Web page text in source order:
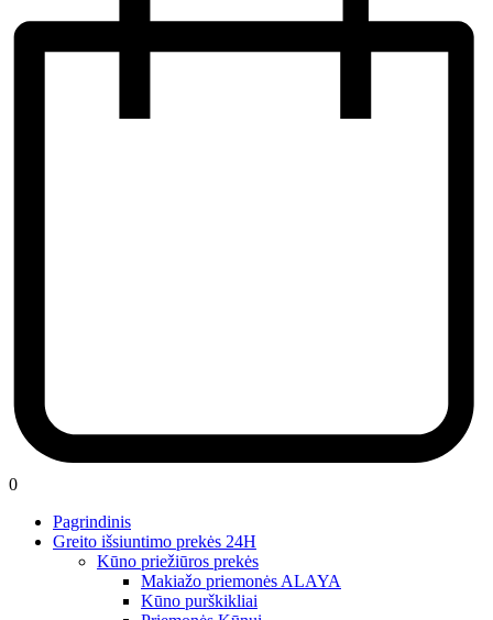
0
Pagrindinis
Greito išsiuntimo prekės 24H
Kūno priežiūros prekės
Makiažo priemonės ALAYA
Kūno purškikliai